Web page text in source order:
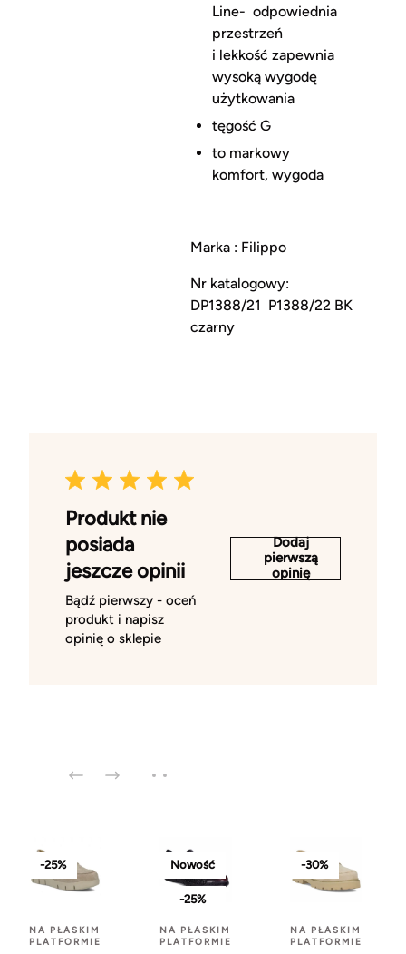
Line- odpowiednia
przestrzeń
i lekkość zapewnia
wysoką wygodę
użytkowania
tęgość G
to markowy
komfort, wygoda
Marka : Filippo
Nr katalogowy:
DP1388/21 P1388/22 BK
czarny
Produkt nie
posiada
jeszcze opinii
Bądź pierwszy - oceń
produkt i napisz
opinię o sklepie
Dodaj
pierwszą
opinię
-25%
NA PŁASKIM
PLATFORMIE
Nowość
-25%
NA PŁASKIM
PLATFORMIE
-30%
NA PŁASKIM
PLATFORMIE